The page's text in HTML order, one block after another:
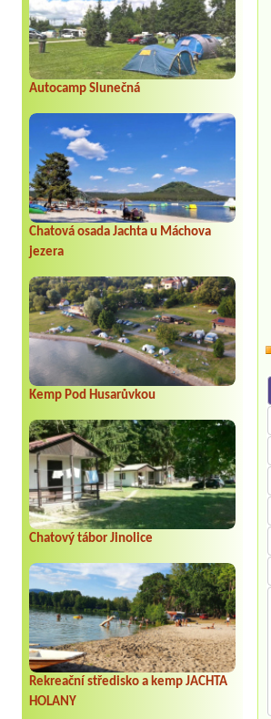
Autocamp Slunečná
Chatová osada Jachta u Máchova
jezera
Kemp Pod Husarůvkou
Chatový tábor Jinolice
Rekreační středisko a kemp JACHTA
HOLANY